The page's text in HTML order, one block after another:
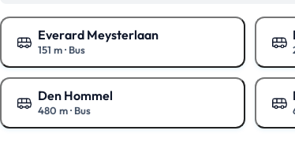
Everard Meysterlaan
151 m· Bus
Toon op de kaart
Den Hommel
480 m· Bus
Toon op de kaart